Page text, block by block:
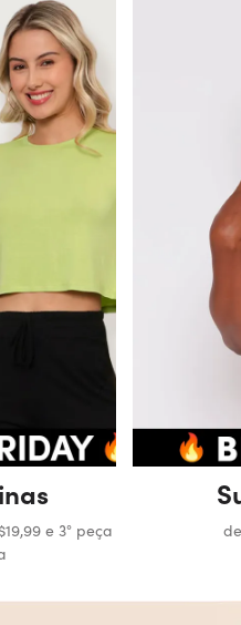
e 3° peça